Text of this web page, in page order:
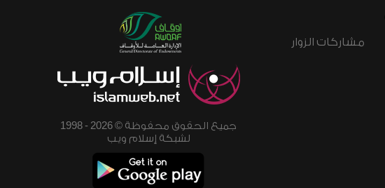
مشاركات الزوار
جميع الحقوق محفوظة © 2026 - 1998
لشبكة إسلام ويب